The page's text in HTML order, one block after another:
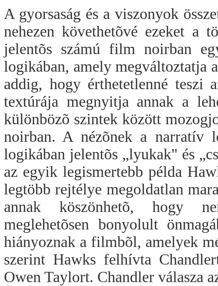
A gyorsaság és a viszonyok
nehezen követhetõvé ezeket a
jelentõs számú film noirban
logikában, amely megváltoztatja
addig, hogy érthetetlenné teszi
textúrája megnyitja annak a
különbözõ szintek között
noirban. A nézõnek a narratív
logikában jelentõs „lyukak" és
az egyik legismertebb példa
legtöbb rejtélye megoldatlan
annak köszönhetõ, hogy
meglehetõsen bonyolult
hiányoznak a filmbõl, amelyek
szerint Hawks felhívta
Owen Taylort. Chandler válasza